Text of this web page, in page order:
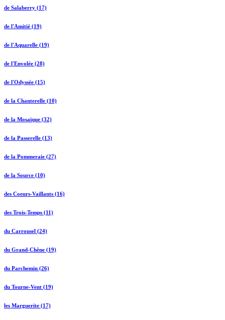
de Salaberry (17)
de l'Amitié (19)
de l'Aquarelle (19)
de l'Envolée (28)
de l'Odyssée (15)
de la Chanterelle (10)
de la Mosaïque (32)
de la Passerelle (13)
de la Pommeraie (27)
de la Source (10)
des Coeurs-Vaillants (16)
des Trois-Temps (11)
du Carrousel (24)
du Grand-Chêne (19)
du Parchemin (26)
du Tourne-Vent (19)
les Marguerite (17)